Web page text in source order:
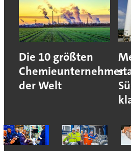
Die 10 größten
Chemieunternehmen
der Welt